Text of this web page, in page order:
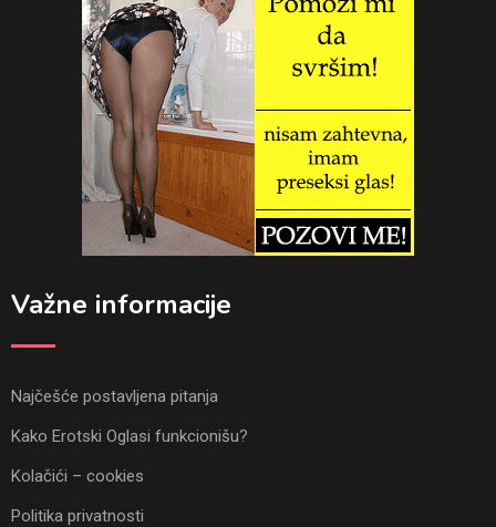
Važne informacije
Najčešće postavljena pitanja
Kako Erotski Oglasi funkcionišu?
Kolačići – cookies
Politika privatnosti